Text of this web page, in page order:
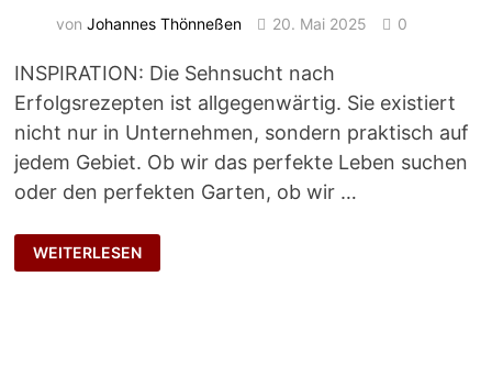
vonJohannes Thönneßen 20. Mai 2025 0
INSPIRATION: Die Sehnsucht nach
Erfolgsrezepten ist allgegenwärtig. Sie existiert
nicht nur in Unternehmen, sondern praktisch auf
jedem Gebiet. Ob wir das perfekte Leben suchen
oder den perfekten Garten, ob wir …
NUTZLOSE
ERFOLGSFORMELN?
WEITERLESEN